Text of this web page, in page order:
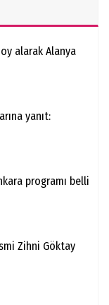
alarak Alanya
yanıt:
programı belli
Zihni Göktay